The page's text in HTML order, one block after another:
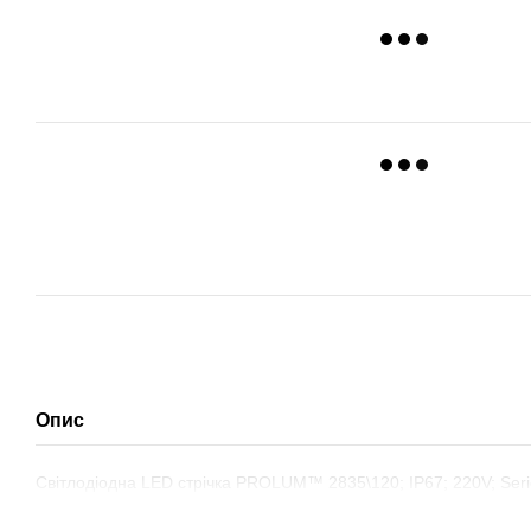
Опис
Світлодіодна LED стрічка PROLUM™ 2835\120; IP67; 220V;